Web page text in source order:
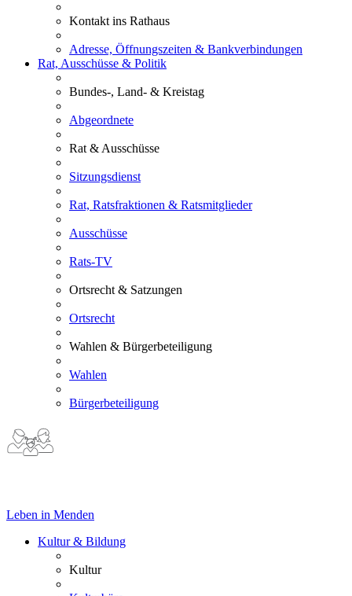
Kontakt ins Rathaus
Adresse, Öffnungszeiten & Bankverbindungen
Rat, Ausschüsse & Politik
Bundes-, Land- & Kreistag
Abgeordnete
Rat & Ausschüsse
Sitzungsdienst
Rat, Ratsfraktionen & Ratsmitglieder
Ausschüsse
Rats-TV
Ortsrecht & Satzungen
Ortsrecht
Wahlen & Bürgerbeteiligung
Wahlen
Bürgerbeteiligung
Leben in Menden
Kultur & Bildung
Kultur